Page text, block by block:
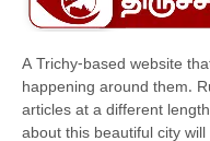
A Trichy-based website
happening around them.
articles at a different
about this beautiful city